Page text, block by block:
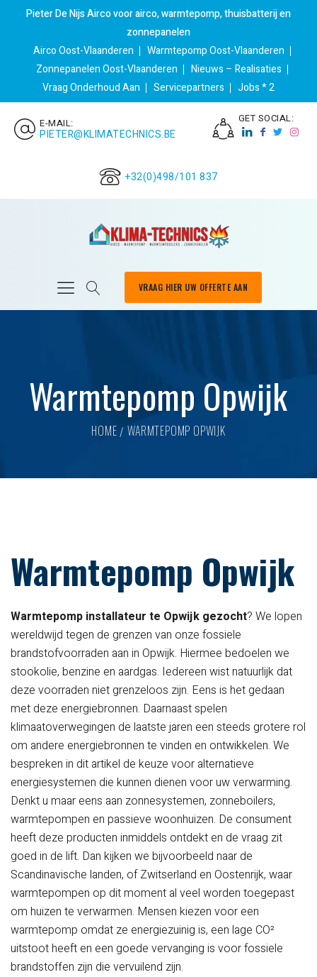
Pieter De Nijs Airco voor airco, warmtepomp, thuisbatterij en
zonnepanelen
Airco Oost-Vlaanderen
Warmtepomp Oost-Vlaanderen
Zonnepanelen Oost-Vlaanderen
Nieuws – Realisaties
Vraag Onderhoud Aan
Servicepartners Jobs * 2
E-MAIL:
PIETER@KLIMATECHNICS.BE
GET SOCIAL:
+32(0)498/101 837
VRAAG HIER UW OFFERTE AAN
Warmtepomp Opwijk
HOME WARMTEPOMP OPWIJK
Warmtepomp Opwijk
Warmtepomp installateur te Opwijk gezocht? We lopen
wereldwijd tegen de grenzen van onze fossiele
brandstofvoorraden aan in Opwijk. Hiermee bedoelen we
stookolie, benzine en aardgas. Iedereen wist natuurlijk dat
deze voorraden niet grenzeloos zijn. Eens is het gedaan
met deze energiebronnen. Daarnaast spelen
klimaatoverwegingen de laatste jaren een steeds grotere rol
om andere energiebronnen te vinden en ontwikkelen. We
bespreken in dit artikel de keuze voor alternatieve
energiesystemen die kunnen dienen voor uw verwarming.
Denkt u maar eens aan zonnesystemen, zonneboilers,
warmtepompen en passieve woonhuizen. De consument
heeft deze producten inmiddels ontdekt en de vraag zit
goed in de lift. Dan kijken we bijvoorbeeld naar de
Scandinavische landen, of Zwitserland en Oostenrijk, waar
warmtepompen op dit moment al veel worden toegepast
om huizen te verwarmen. Mensen kiezen voor een
warmtepomp omdat ze energiezuinig is, een lage CO²
uitstoot heeft en een goede vervanging is voor fossiele
brandstoffen zijn die vervuilend zijn.